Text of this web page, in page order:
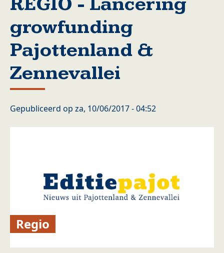
growfunding
Pajottenland &
Zennevallei
Gepubliceerd op za, 10/06/2017 - 04:52
Regio